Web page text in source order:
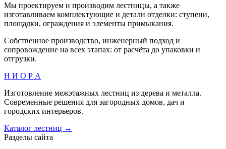
Мы проектируем и производим лестницы, а также
изготавливаем комплектующие и детали отделки: ступени,
площадки, ограждения и элементы примыкания.
Собственное производство, инженерный подход и
сопровождение на всех этапах: от расчёта до упаковки и
отгрузки.
Н И О Р А
Изготовление межэтажных лестниц из дерева и металла.
Современные решения для загородных домов, дач и
городских интерьеров.
Каталог лестниц →
Разделы сайта